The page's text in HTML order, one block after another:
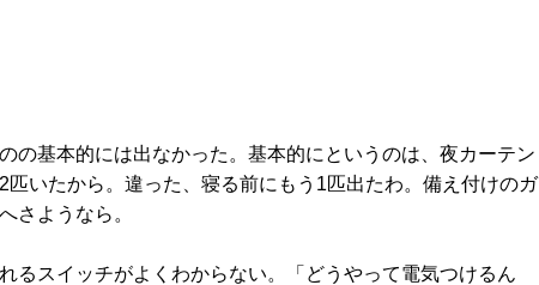
の基本的には出なかった。基本的にというのは、夜カーテン
匹いたから。違った、寝る前にもう1匹出たわ。備え付けのガ
さようなら。
るスイッチがよくわからない。「どうやって電気つけるん